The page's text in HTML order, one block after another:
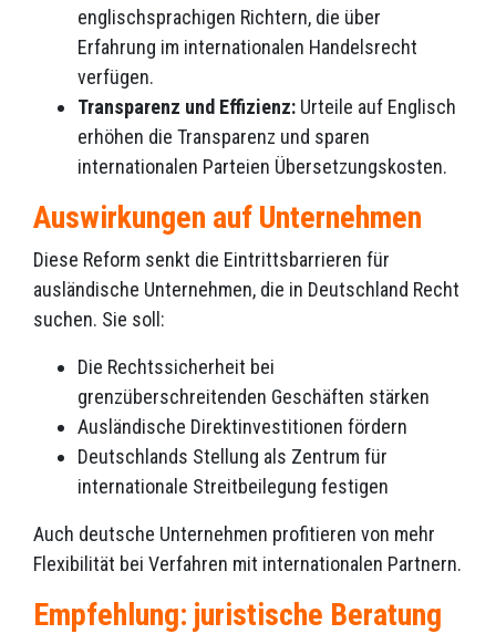
englischsprachigen Richtern, die über
Erfahrung im internationalen Handelsrecht
verfügen.
Transparenz und Effizienz: Urteile auf Englisch
erhöhen die Transparenz und sparen
internationalen Parteien Übersetzungskosten.
Auswirkungen auf Unternehmen
Diese Reform senkt die Eintrittsbarrieren für
ausländische Unternehmen, die in Deutschland Recht
suchen. Sie soll:
Die Rechtssicherheit bei
grenzüberschreitenden Geschäften stärken
Ausländische Direktinvestitionen fördern
Deutschlands Stellung als Zentrum für
internationale Streitbeilegung festigen
Auch deutsche Unternehmen profitieren von mehr
Flexibilität bei Verfahren mit internationalen Partnern.
Empfehlung: juristische Beratung